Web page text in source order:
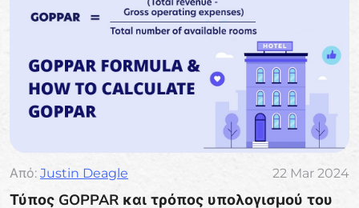
Από: Justin Deagle 22 Mar 2024
Τύπος GOPPAR και τρόπος υπολογισμού του